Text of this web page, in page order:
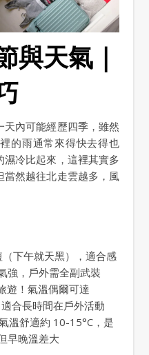
與天氣｜
內可能經歷四季，雖然
的雨通常來得快去得也
冷比起來，這裡其實多
然越往北走雲越多，風
（下午就天黑），適合感
強，戶外需全副武裝
遊！氣溫偶爾可達
合長時間在戶外活動
溫舒適約 10-15°C，是
早晚溫差大